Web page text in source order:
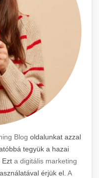
Blog oldalunkat azzal
tegyük a hazai
. Ezt a digitális marketing
érjük el. A